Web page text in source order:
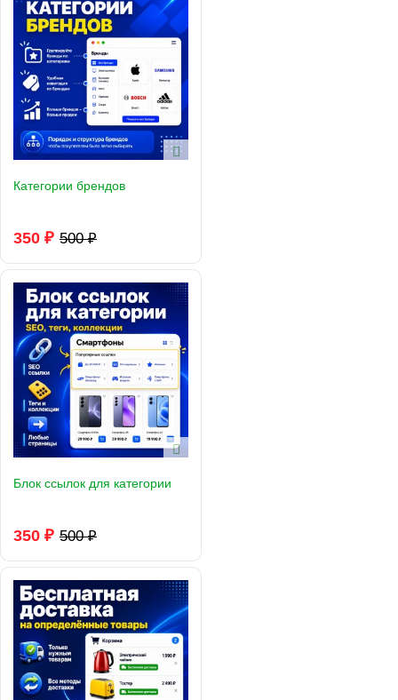
Категории брендов
350 ₽ 500 ₽
Блок ссылок для категории
350 ₽ 500 ₽